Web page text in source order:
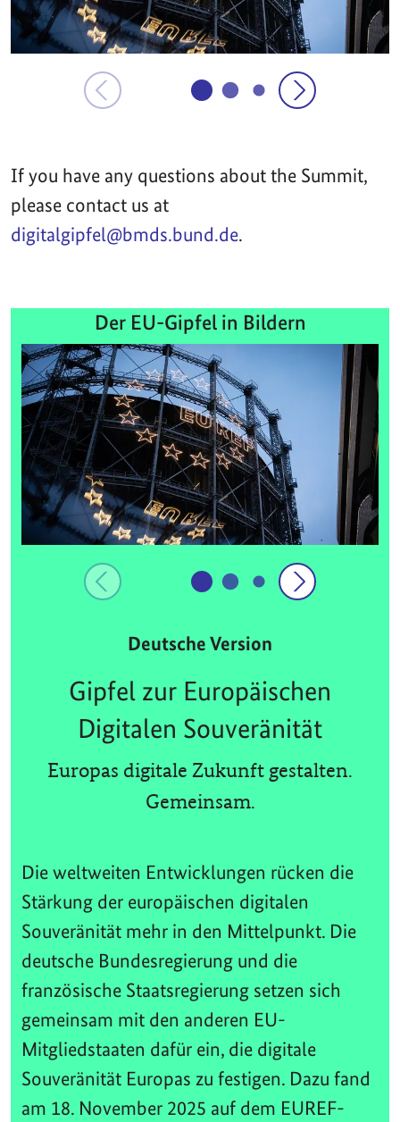
If you have any questions about the Summit,
please contact us at
digitalgipfel@bmds.bund.de.
Der EU-Gipfel in Bildern
Deutsche Version
Gipfel zur Europäischen
Digitalen Souveränität
Europas digitale Zukunft gestalten.
Gemeinsam.
Die weltweiten Entwicklungen rücken die
Stärkung der europäischen digitalen
Souveränität mehr in den Mittelpunkt. Die
deutsche Bundesregierung und die
französische Staatsregierung setzen sich
gemeinsam mit den anderen EU-
Mitgliedstaaten dafür ein, die digitale
Souveränität Europas zu festigen. Dazu fand
am 18. November 2025 auf dem EUREF-